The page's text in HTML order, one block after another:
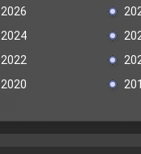
2026
2024
2022
2020